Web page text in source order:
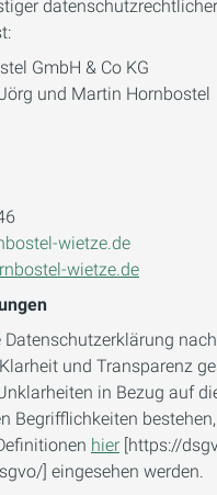
datenschutzrechtlicher
GmbH & Co KG
und Martin Hornbostel
wietze.de
wietze.de
Datenschutzerklärung
und Transparenz
in Bezug auf
Begrifflichkeiten
hier [https://
] eingesehen werden.